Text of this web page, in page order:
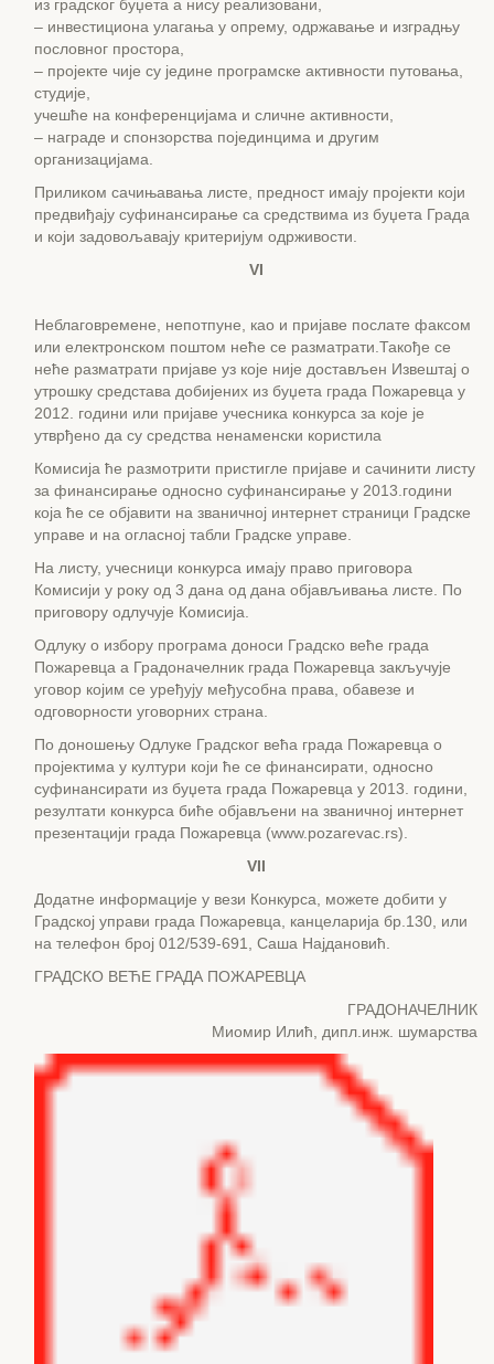
из градског буџета а нису реализовани,
– инвестициона улагања у опрему, одржавање и изградњу
пословног простора,
– пројекте чије су једине програмске активности путовања,
студије,
учешће на конференцијама и сличне активности,
– награде и спонзорства појединцима и другим
организацијама.
Приликом сачињавања листе, предност имају пројекти који
предвиђају суфинансирање са средствима из буџета Града
и који задовољавају критеријум одрживости.
VI
Неблаговремене, непотпуне, као и пријаве послате факсом
или електронском поштом неће се разматрати.Такође се
неће разматрати пријаве уз које није достављен Извештај о
утрошку средстава добијених из буџета града Пожаревца у
2012. години или пријаве учесника конкурса за које је
утврђено да су средства ненаменски користила
Комисија ће размотрити пристигле пријаве и сачинити листу
за финансирање односно суфинансирање у 2013.години
која ће се објавити на званичној интернет страници Градске
управе и на огласној табли Градске управе.
На листу, учесници конкурса имају право приговора
Комисији у року од 3 дана од дана објављивања листе. По
приговору одлучује Комисија.
Одлуку о избору програма доноси Градско веће града
Пожаревца а Градоначелник града Пожаревца закључује
уговор којим се уређују међусобна права, обавезе и
одговорности уговорних страна.
По доношењу Одлуке Градског већа града Пожаревца о
пројектима у култури који ће се финансирати, односно
суфинансирати из буџета града Пожаревца у 2013. години,
резултати конкурса биће објављени на званичној интернет
презентацији града Пожаревца (www.pozarevac.rs).
VII
Додатне информације у вези Конкурса, можете добити у
Градској управи града Пожаревца, канцеларија бр.130, или
на телефон број 012/539-691, Саша Најдановић.
ГРАДСКО ВЕЋЕ ГРАДА ПОЖАРЕВЦА
ГРАДОНАЧЕЛНИК
Миомир Илић, дипл.инж. шумарства